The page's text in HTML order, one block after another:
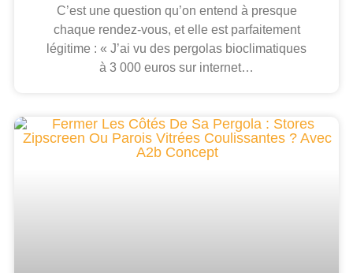
C’est une question qu’on entend à presque
chaque rendez-vous, et elle est parfaitement
légitime : « J’ai vu des pergolas bioclimatiques
à 3 000 euros sur internet…